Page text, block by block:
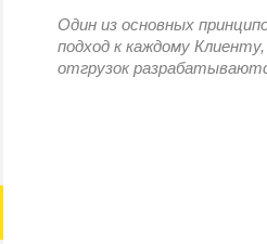
Один из основных
подход к каждому
отгрузок